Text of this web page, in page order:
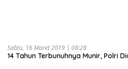
Sabtu, 16 Maret 2019 | 08:28
14 Tahun Terbunuhnya Munir, Polri